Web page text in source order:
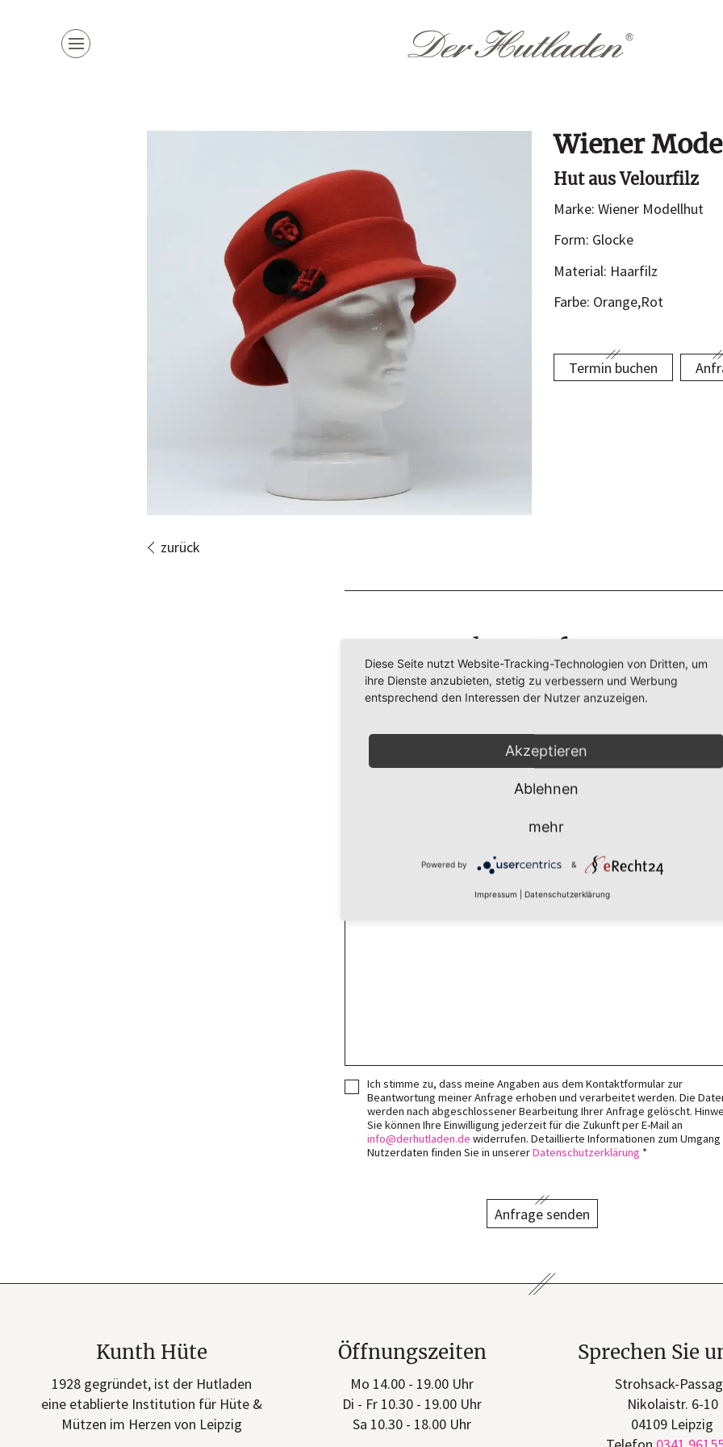
alle Marken
Top Marken
La Mouche
Accessoires
Hochzeit
Sommer
Wiener
Hut aus Velourfilz
Marke: Wiener Modellhut
Form: Glocke
Material: Haarfilz
Farbe: Orange,Rot
Termin buchen
zurück
Ihre Anfrage
Bitte lassen Sie uns kurz wissen, welche Fragen Sie haben und
wir Ihnen weiterhelfen können.
Ich stimme zu, dass meine Angaben aus dem Kontaktformular zur
Beantwortung meiner Anfrage erhoben und verarbeitet werden. Die
werden nach abgeschlossener Bearbeitung Ihrer Anfrage gelöscht.
Sie können Ihre Einwilligung jederzeit für die Zukunft per E-Mail an
info
derhutladen de widerrufen. Detaillierte Informationen zum
Nutzerdaten finden Sie in unsererDatenschutzerklärung *
Anfrage senden
Kunth Hüte
1928 gegründet, ist der Hutladen
eine etablierte Institution für Hüte &
Mützen im Herzen von Leipzig
Öffnungszeiten
Mo 14.00 - 19.00 Uhr
Di - Fr 10.30 - 19.00 Uhr
Sa 10.30 - 18.00 Uhr
Sprechen Sie
Strohsack-
Nikolaistr. 6-10
04109 Leipzig
Diese Seite nutzt Website-Tracking-Technologien von Dritten, um
ihre Dienste anzubieten, stetig zu verbessern und Werbung
entsprechend den Interessen der Nutzer anzuzeigen.
Akzeptieren
Ablehnen
mehr
Powered by &
Impressum Datenschutzerklärung